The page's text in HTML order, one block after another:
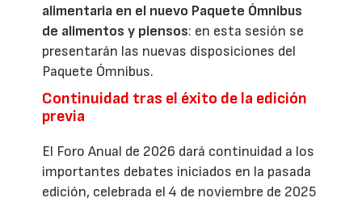
alimentaria en el nuevo Paquete Ómnibus
de alimentos y piensos: en esta sesión se
presentarán las nuevas disposiciones del
Paquete Ómnibus.
Continuidad tras el éxito de la edición
previa
El Foro Anual de 2026 dará continuidad a los
importantes debates iniciados en la pasada
edición, celebrada el 4 de noviembre de 2025